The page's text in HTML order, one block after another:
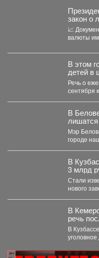
закон о
России.
📈
валюты
В этом
детей в
Речь о
сентября
В
Мэр
городе
В
3 млрд
Стали
нового
В
речь
в
В
мальчику....